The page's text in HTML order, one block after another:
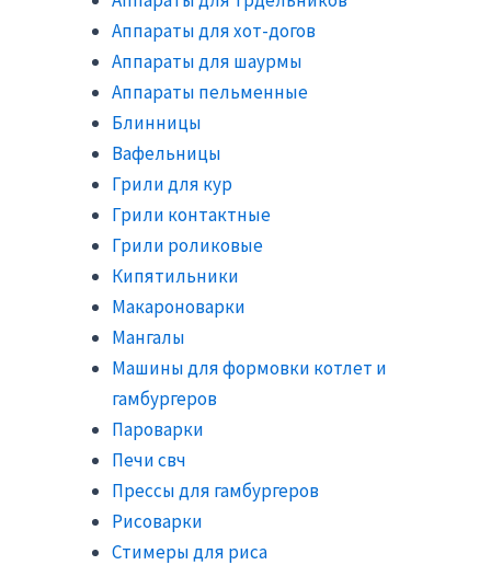
Аппараты для хот-догов
Аппараты для шаурмы
Аппараты пельменные
Блинницы
Вафельницы
Грили для кур
Грили контактные
Грили роликовые
Кипятильники
Макароноварки
Мангалы
Машины для формовки котлет и
гамбургеров
Пароварки
Печи свч
Прессы для гамбургеров
Рисоварки
Стимеры для риса